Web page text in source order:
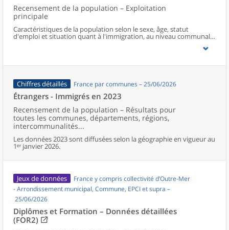
Recensement de la population – Exploitation
principale
Caractéristiques de la population selon le sexe, âge, statut
d'emploi et situation quant à l'immigration, au niveau communal
et supracommunal pour la France hors Mayotte.
Chiffres détaillés France par communes – 25/06/2026
Étrangers - Immigrés en 2023
Recensement de la population – Résultats pour
toutes les communes, départements, régions,
intercommunalités...
Les données 2023 sont diffusées selon la géographie en vigueur au
1ᵉʳ janvier 2026.
Jeux de données
France y compris collectivité d’Outre-Mer
- Arrondissement municipal, Commune, EPCI et supra –
25/06/2026
Diplômes et Formation – Données détaillées
(FOR2)